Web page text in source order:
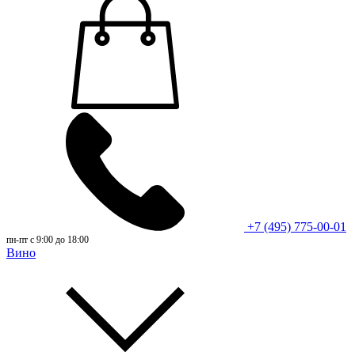
+7 (495) 775-00-01
пн-пт с 9:00 до 18:00
Вино